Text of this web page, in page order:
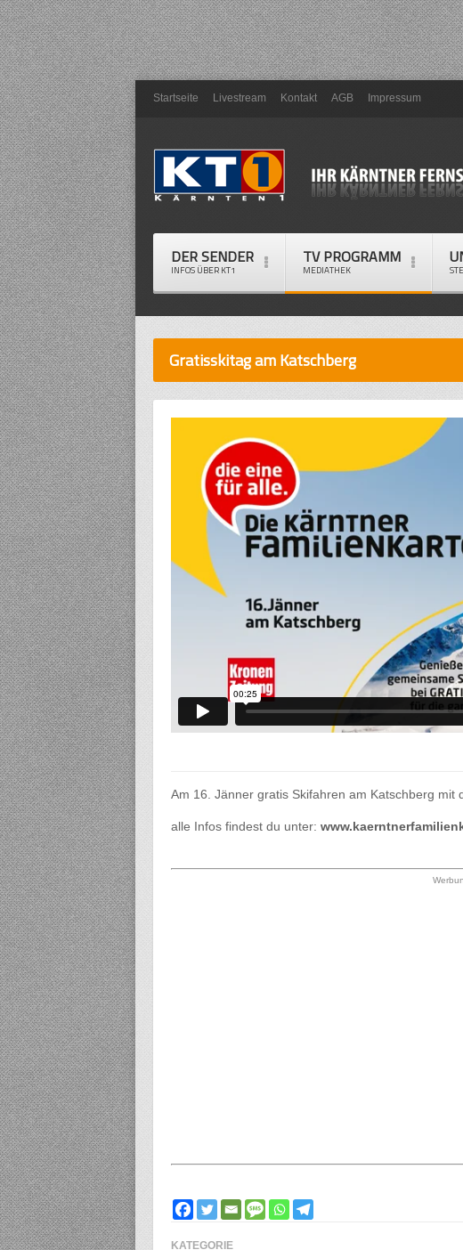
Startseite Livestream Kontakt AGB Impressum
DER SENDER
INFOS ÜBER KT1
TV PROGRAMM
MEDIATHEK
Gratisskitag am Katschberg
Am 16. Jänner gratis Skifahren am Katschberg mit
alle Infos findest du unter:
KATEGORIE